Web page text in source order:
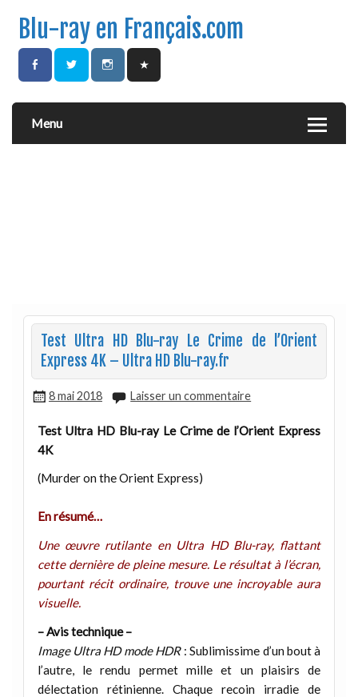
Blu-ray en Français.com
Menu
Test Ultra HD Blu-ray Le Crime de l’Orient
Express 4K – Ultra HD Blu-ray.fr
8 mai 2018 Laisser un commentaire
Test Ultra HD Blu-ray Le Crime de l’Orient Express
4K
(Murder on the Orient Express)
En résumé…
Une œuvre rutilante en Ultra HD Blu-ray, flattant
cette dernière de pleine mesure. Le résultat à l’écran,
pourtant récit ordinaire, trouve une incroyable aura
visuelle.
– Avis technique –
Image Ultra HD mode HDR : Sublimissime d’un bout à
l’autre, le rendu permet mille et un plaisirs de
délectation rétinienne. Chaque recoin irradie de